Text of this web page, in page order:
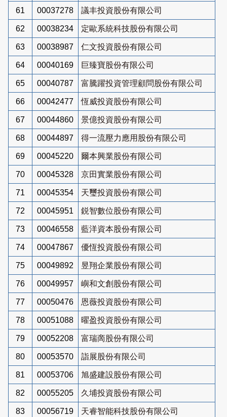
61 00037278 議丰投資股份有限公司
62 00038234 定歐系統科技股份有限公司
63 00038987 仁文投資股份有限公司
64 00040169 巨臻寶股份有限公司
65 00040787 富騰躍投資管理顧問股份有限公司
66 00042477 恆威投資股份有限公司
67 00044860 景億投資股份有限公司
68 00044897 得一流壓力應用股份有限公司
69 00045220 爾本興業股份有限公司
70 00045328 京田實業股份有限公司
71 00045354 天璽投資股份有限公司
72 00045951 鋭智數位股份有限公司
73 00046558 藍洋資本股份有限公司
74 00047867 優恆投資股份有限公司
75 00049892 昱翔企業股份有限公司
76 00049957 嶼和文創股份有限公司
77 00050476 恩薇投資股份有限公司
78 00051088 曜盈投資股份有限公司
79 00052208 富瑞啇股份有限公司
80 00053570 詣展股份有限公司
81 00053706 旭盛建設股份有限公司
82 00055205 久埔投資股份有限公司
83 00056719 天睿智能科技股份有限公司